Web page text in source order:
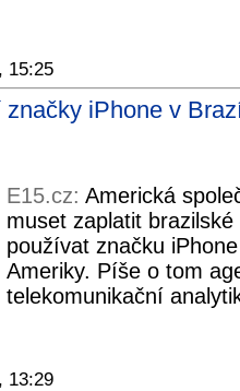
15:25
značky iPhone v
E15.cz: Americká
muset zaplatit
používat značku
Ameriky. Píše o tom
telekomunikační
13:29